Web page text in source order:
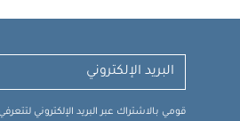
قومي بالاشتراك عبر البريد الإلكتروني